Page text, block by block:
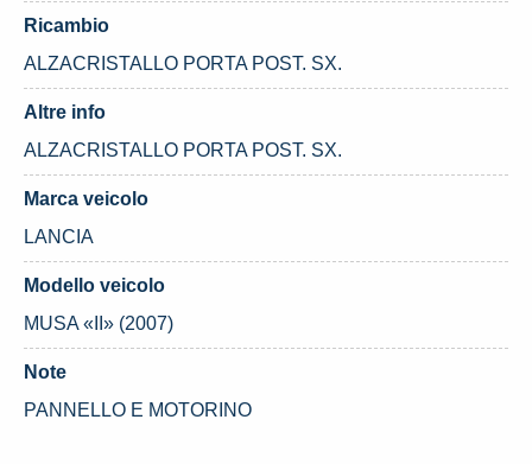
Ricambio
ALZACRISTALLO PORTA POST. SX.
Altre info
ALZACRISTALLO PORTA POST. SX.
Marca veicolo
LANCIA
Modello veicolo
MUSA «II» (2007)
Note
PANNELLO E MOTORINO